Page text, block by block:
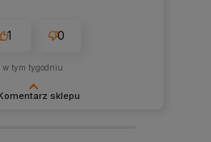
sklepu
1 0
w tym tygodniu